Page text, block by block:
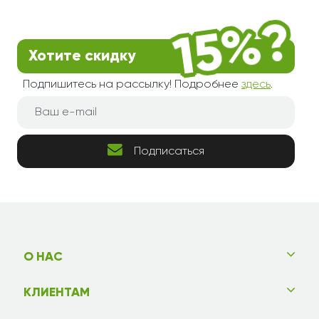
Хотите скидку
Подпишитесь на рассылку! Подробнее здесь.
Подписаться
О НАС
КЛИЕНТАМ